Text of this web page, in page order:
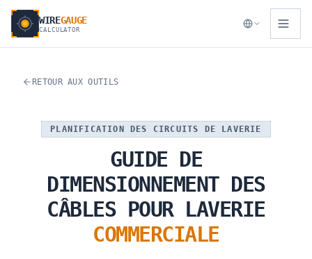
WIREGAUGE
CALCULATOR
RETOUR AUX OUTILS
PLANIFICATION DES CIRCUITS DE LAVERIE
GUIDE DE
DIMENSIONNEMENT DES
CÂBLES POUR LAVERIE
COMMERCIALE